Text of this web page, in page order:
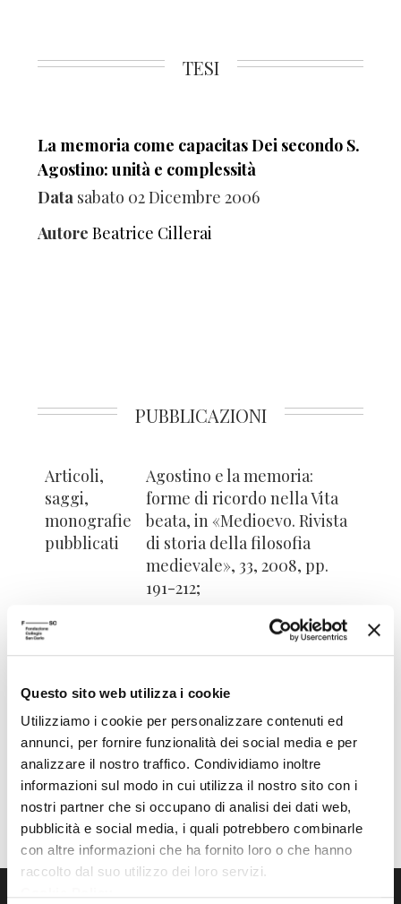
Questo sito web utilizza i cookie
Utilizziamo i cookie per personalizzare contenuti ed
annunci, per fornire funzionalità dei social media e per
analizzare il nostro traffico. Condividiamo inoltre
informazioni sul modo in cui utilizza il nostro sito con i
nostri partner che si occupano di analisi dei dati web,
pubblicità e social media, i quali potrebbero combinarle
con altre informazioni che ha fornito loro o che hanno
raccolto dal suo utilizzo dei loro servizi.
TESI
La memoria come capacitas Dei secondo S.
Agostino: unità e complessità
Data sabato 02 Dicembre 2006
Autore Beatrice Cillerai
PUBBLICAZIONI
Articoli,
saggi,
monografie
pubblicati
Agostino e la memoria:
forme di ricordo nella Vita
beata, in «Medioevo. Rivista
di storia della filosofia
medievale», 33, 2008, pp.
191-212;
La memoria come capacitas
e complessità, Pisa, ETS,
2008.